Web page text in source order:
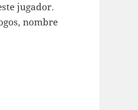
jugador.
nombre